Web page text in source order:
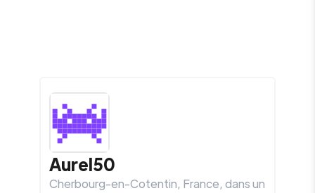
Aurel50
Cherbourg-en-Cotentin, France, dans un